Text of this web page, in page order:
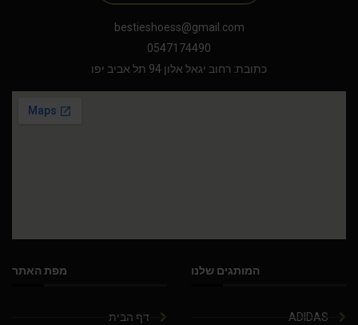
bestieshoess@gmail.com
0547174490
כתובת: רחוב יגאל אלון 94 תל אביב יפו
המותגים שלנו
ADIDAS
מפת האתר
דף הבית